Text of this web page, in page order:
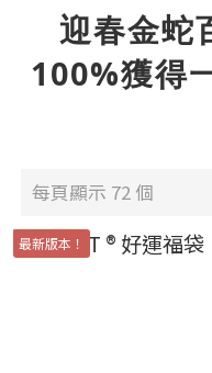
迎春金蛇
100%獲得
每頁顯示 72 個
最新版本！